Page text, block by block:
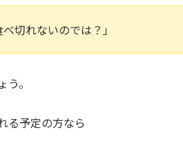
切れないのでは？」
。
る予定の方なら